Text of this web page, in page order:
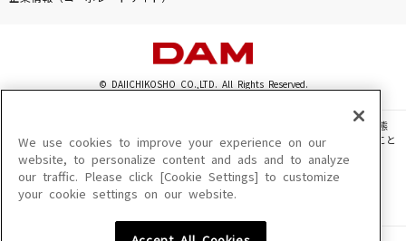
© DAIICHIKOSHO CO.,LTD. All Rights Reserved.
このサイトに掲載されている一切の文章・画像・写真・動画・音声等を、手段や形態
を問わず、著作権法の定める範囲を超えて無断で複製、転載、ファイル化などすること
を禁じます。
楽曲及びコンテンツは、機種によりご利用いただけない場合があります。
楽曲及びコンテンツの配信日、配信内容が変更になる場合があります。
We use cookies to improve your experience on our
website, to personalize content and ads and to analyze
our traffic. Please click [Cookie Settings] to customize
your cookie settings on our website.